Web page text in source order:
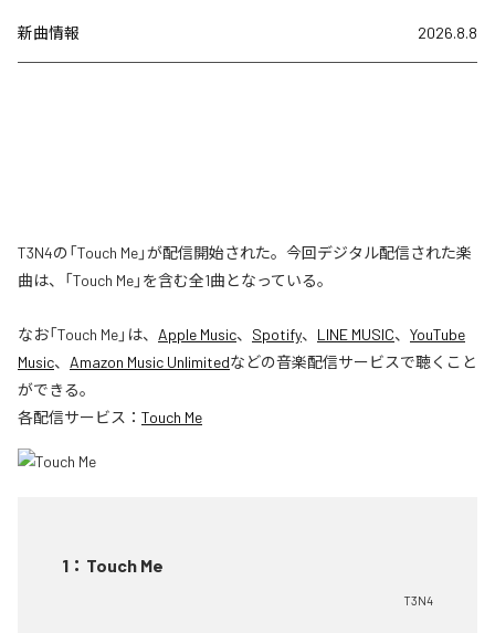
新曲情報 2026.8.8
T3N4の「Touch Me」が配信開始された。今回デジタル配信された楽
曲は、「Touch Me」を含む全1曲となっている。
なお「Touch Me」は、 Apple Music、 Spotify、 LINE MUSIC、 YouTube
Music、 Amazon Music Unlimitedなどの音楽配信サービスで聴くこと
ができる。
各配信サービス： Touch Me
1 ： Touch Me
T3N4